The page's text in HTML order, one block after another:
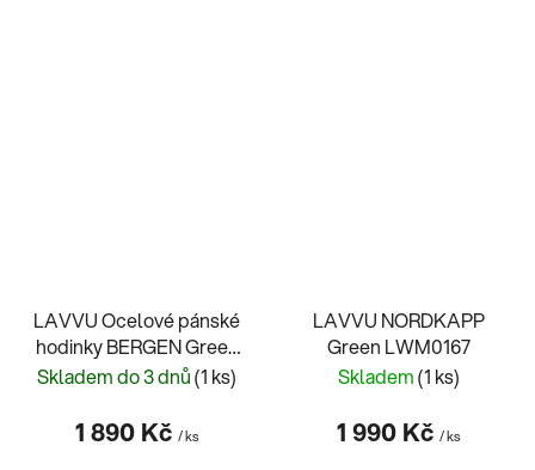
LAVVU Ocelové pánské
hodinky BERGEN Green
se svítícími čísly
Skladem do 3 dnů(1 ks)
1 890 Kč / ks
LAVVU NORDKAPP
Green LWM0167
Skladem(1 ks)
1 990 Kč / ks